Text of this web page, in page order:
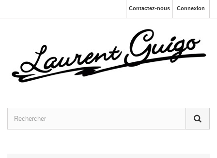
Connexion
Contactez-nous